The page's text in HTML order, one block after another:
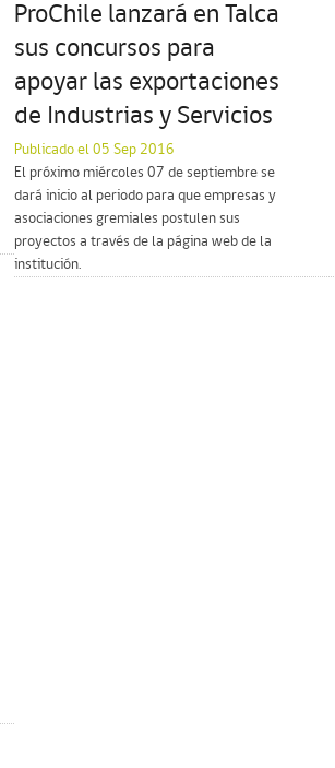
ProChile lanzará en Talca
sus concursos para
apoyar las exportaciones
de Industrias y Servicios
Publicado el 05 Sep 2016
El próximo miércoles 07 de septiembre se
dará inicio al periodo para que empresas y
asociaciones gremiales postulen sus
proyectos a través de la página web de la
institución.